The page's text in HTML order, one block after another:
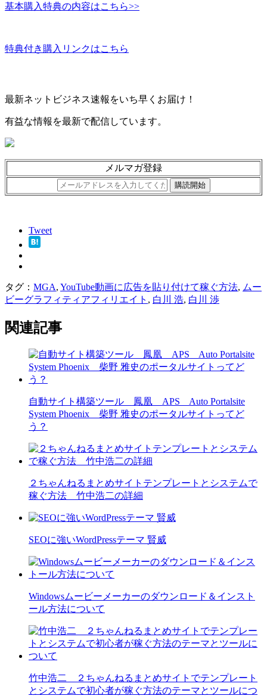
基本購入特典の内容はこちら>>
特典付き購入リンクはこちら
最新ネットビジネス速報をいち早くお届け！
有益な情報を最新で配信しています。
メルマガ登録
Tweet
タグ： MGA, YouTube動画に広告を貼り付けて稼ぐ方法, ムー
ビーグラフィティアフィリエイト , 白川 浩, 白川 渉
関連記事
自動サイト構築ツール 鳳凰 APS Auto Portalsite
System Phoenix 柴野 雅史のポータルサイトってど
う？
２ちゃんねるまとめサイトテンプレートとシステムで
稼ぐ方法 竹中浩二の詳細
SEOに強いWordPressテーマ 賢威
Windowsムービーメーカーのダウンロード＆インスト
ール方法について
竹中浩二 ２ちゃんねるまとめサイトでテンプレート
とシステムで初心者が稼ぐ方法のテーマとツールにつ